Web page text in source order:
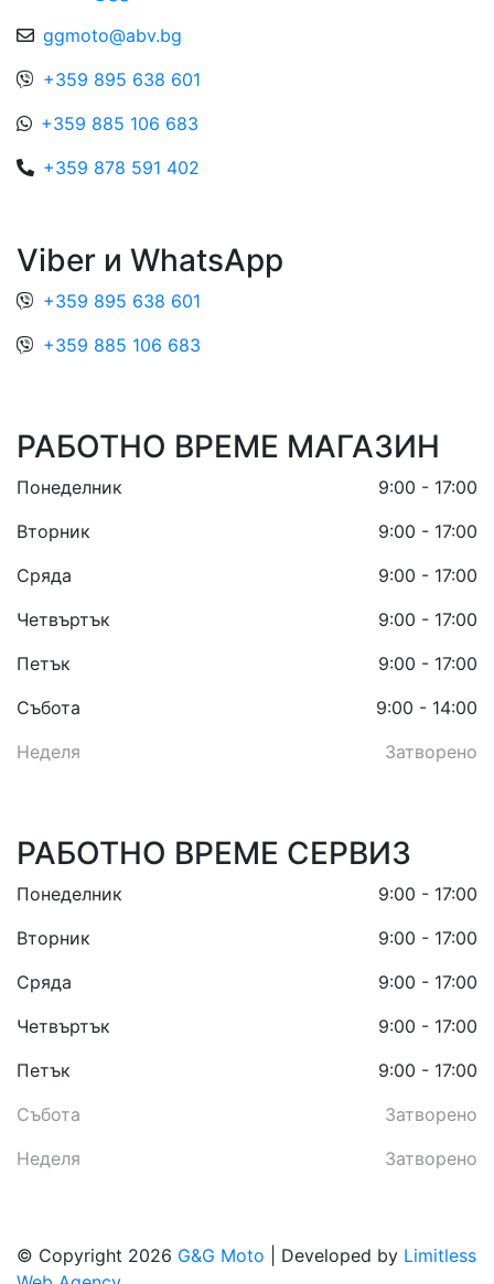
ggmoto@abv.bg
+359 895 638 601
+359 885 106 683
+359 878 591 402
Viber и WhatsApp
+359 895 638 601
+359 885 106 683
РАБОТНО ВРЕМЕ МАГАЗИН
Понеделник
9:00 - 17:00
Вторник
9:00 - 17:00
Сряда
9:00 - 17:00
Четвъртък
9:00 - 17:00
Петък
9:00 - 17:00
Събота
9:00 - 14:00
Неделя
Затворено
РАБОТНО ВРЕМЕ СЕРВИЗ
Понеделник
9:00 - 17:00
Вторник
9:00 - 17:00
Сряда
9:00 - 17:00
Четвъртък
9:00 - 17:00
Петък
9:00 - 17:00
Събота
Затворено
Неделя
Затворено
© Copyright 2026 G&G Moto | Developed by Limitless